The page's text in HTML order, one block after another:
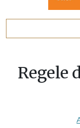
Regele